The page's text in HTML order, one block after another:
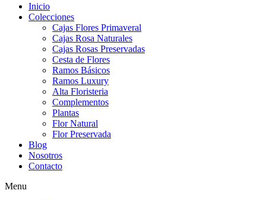
Inicio
Colecciones
Cajas Flores Primaveral
Cajas Rosa Naturales
Cajas Rosas Preservadas
Cesta de Flores
Ramos Básicos
Ramos Luxury
Alta Floristeria
Complementos
Plantas
Flor Natural
Flor Preservada
Blog
Nosotros
Contacto
Menu